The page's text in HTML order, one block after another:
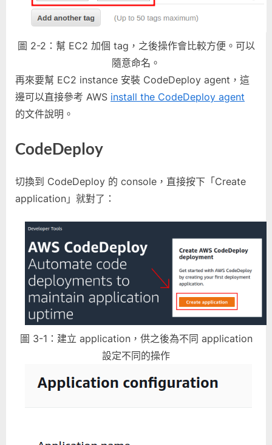
圖 2-2：幫 EC2 加個 tag，之後操作會比較方便。可以
隨意命名。
再來要幫 EC2 instance 安裝 CodeDeploy agent，這
邊可以直接參考 AWS install the CodeDeploy agent
的文件說明。
CodeDeploy
切換到 CodeDeploy 的 console，直接按下「Create
application」就對了：
圖 3-1：建立 application，供之後為不同 application
設定不同的操作